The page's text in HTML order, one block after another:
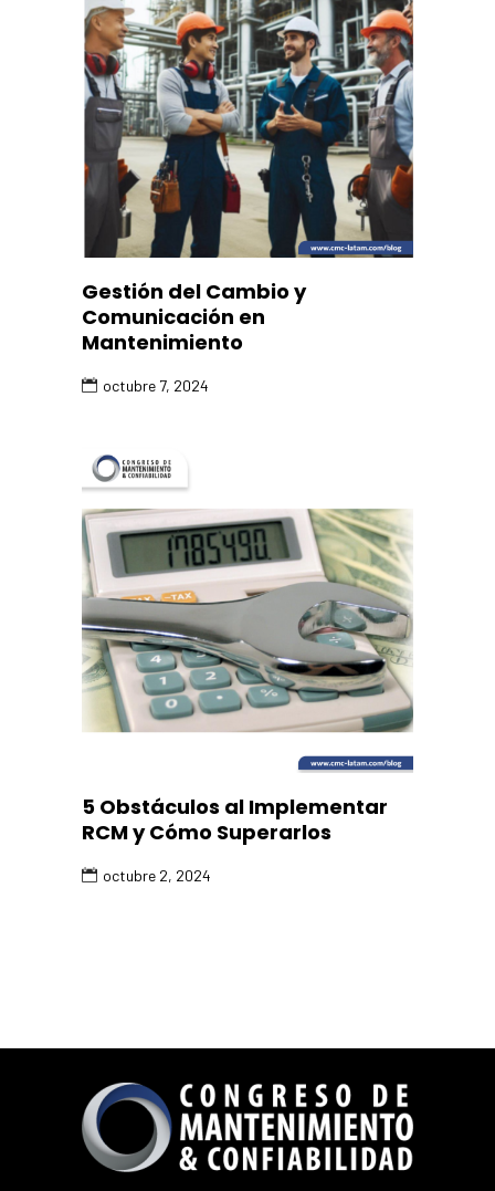
Gestión del Cambio y
Comunicación en
Mantenimiento
octubre 7, 2024
5 Obstáculos al Implementar
RCM y Cómo Superarlos
octubre 2, 2024